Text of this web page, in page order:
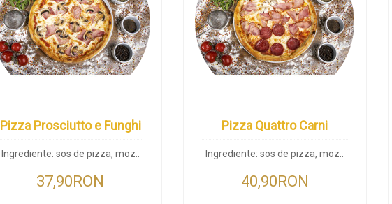
Pizza Prosciutto e Funghi
Ingrediente: sos de pizza, moz..
37,90RON
Pizza Quattro Carni
Ingrediente: sos de pizza, moz..
40,90RON